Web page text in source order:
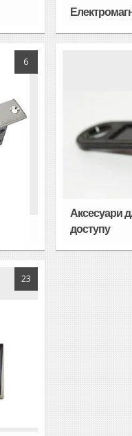
6
Аксесуари
доступу
23